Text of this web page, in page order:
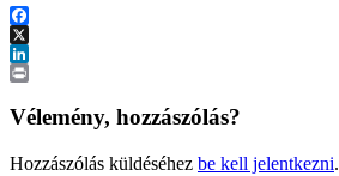
Facebook
X
LinkedIn
Vélemény, hozzászólás?
Hozzászólás küldéséhez be kell jelentkezni.